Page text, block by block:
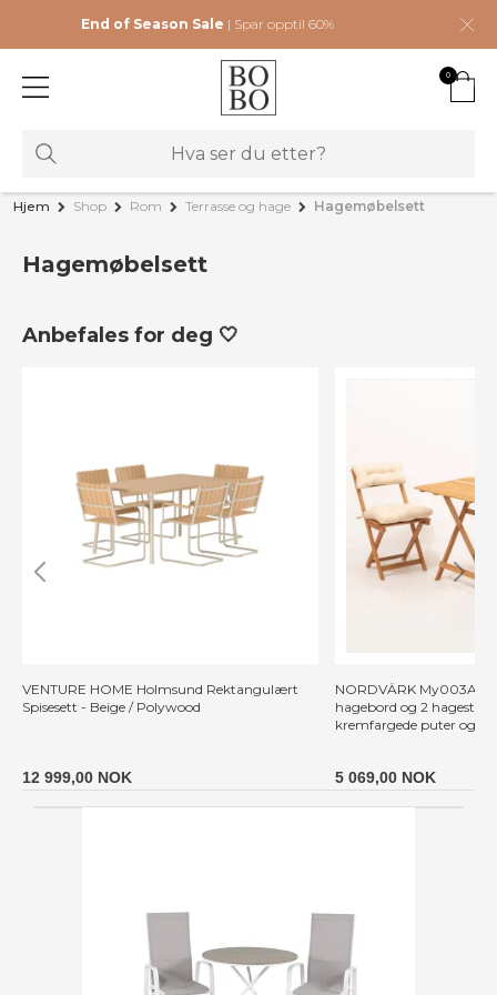
End of Season Sale | Spar opptil 60%
0
Hjem Shop Rom Terrasse og hage Hagemøbelsett
Hagemøbelsett
Anbefales for deg 🤍
VENTURE HOME Holmsund Rektangulært
Spisesett - Beige / Polywood
12 999,00 NOK
NORDVÄRK My003A
hagebord og 2
kremfargede puter og
5 069,00 NOK